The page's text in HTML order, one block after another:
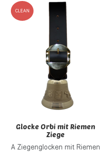
CLEAN
Glocke Orbi mit Riemen
Ziege
A Ziegenglocken mit Riemen